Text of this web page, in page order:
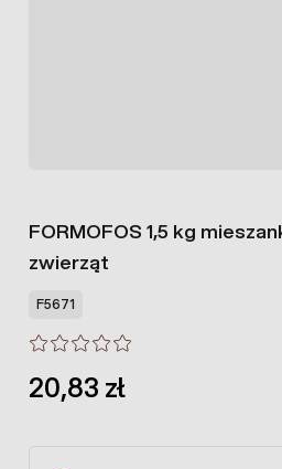
FORMOFOS 1,5 kg
zwierząt
F5671
20,83 zł